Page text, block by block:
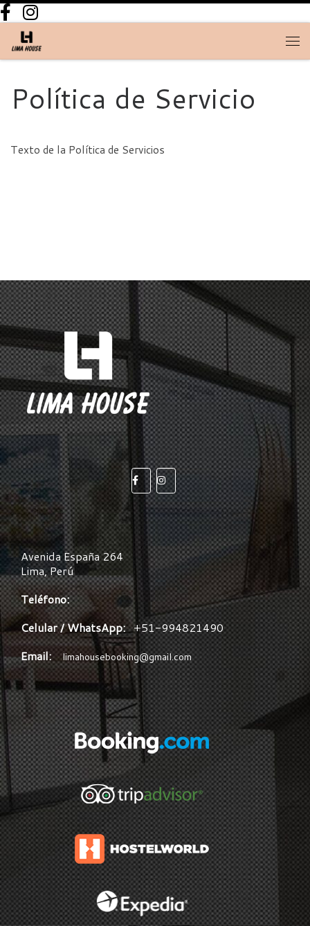
Skip to content
Política de Servicio
Texto de la Política de Servicios
Avenida España 264
Lima, Perú
Teléfono:
Celular / WhatsApp:+51-994821490
Email:
limahousebooking@gmail.com